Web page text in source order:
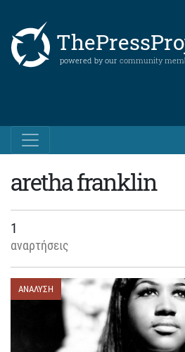
powered by our community
aretha franklin
1
αναρτήσεις
ΑΝΑΛΥΣΗ